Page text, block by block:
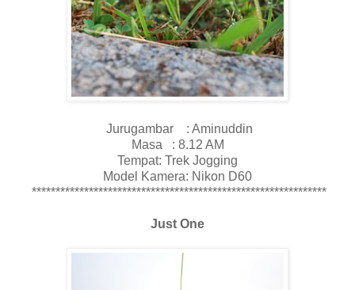
Jurugambar : Aminuddin
Masa : 8.12 AM
Tempat: Trek Jogging
Model Kamera: Nikon D60
**************************************************************
Just One